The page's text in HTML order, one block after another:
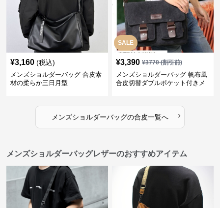
¥3,160 (税込)
メンズショルダーバッグ 合皮素
材の柔らか三日月型
SALE
¥3,390 ¥3770(割引前)
メンズショルダーバッグ 帆布風
合皮切替ダブルポケット付きメ
メンズショルダーバッグの合皮一覧へ ›
メンズショルダーバッグレザーのおすすめアイテム